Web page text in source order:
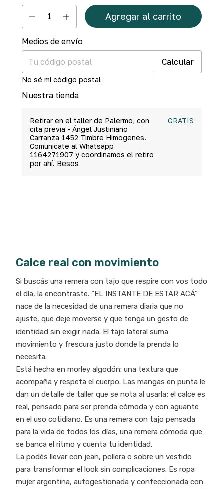
Entregas para el CP:
Medios de envío
Calcular
No sé mi código postal
Nuestra tienda
Retirar en el taller de Palermo, con
cita previa - Ángel Justiniano
Carranza 1452 Timbre Himogenes.
Comunicate al Whatsapp
1164271907 y coordinamos el retiro
por ahí. Besos
GRATIS
Calce real con movimiento
Si buscás una remera con tajo que respire con vos todo
el día, la encontraste. “EL INSTANTE DE ESTAR ACÁ”
nace de la necesidad de una remera diaria que no
ajuste, que deje moverse y que tenga un gesto de
identidad sin exigir nada. El tajo lateral suma
movimiento y frescura justo donde la prenda lo
necesita.
Está hecha en morley algodón: una textura que
acompaña y respeta el cuerpo. Las mangas en punta le
dan un detalle de taller que se nota al usarla; el calce es
real, pensado para ser prenda cómoda y con aguante
en el uso cotidiano. Es una remera con tajo pensada
para la vida de todos los días, una remera cómoda que
se banca el ritmo y cuenta tu identidad.
La podés llevar con jean, pollera o sobre un vestido
para transformar el look sin complicaciones. Es ropa
mujer argentina, autogestionada y confeccionada con